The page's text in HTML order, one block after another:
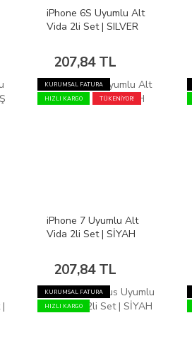
iPhone 6S Uyumlu Alt
Vida 2li Set | SILVER
207,84 TL
KURUMSAL FATURA
HIZLI KARGO
TÜKENİYOR!
iPhone 7 Uyumlu Alt
Vida 2li Set | SİYAH
207,84 TL
KURUMSAL FATURA
HIZLI KARGO